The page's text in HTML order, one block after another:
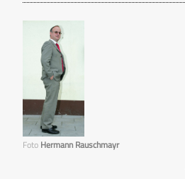
Foto Hermann Rauschmayr